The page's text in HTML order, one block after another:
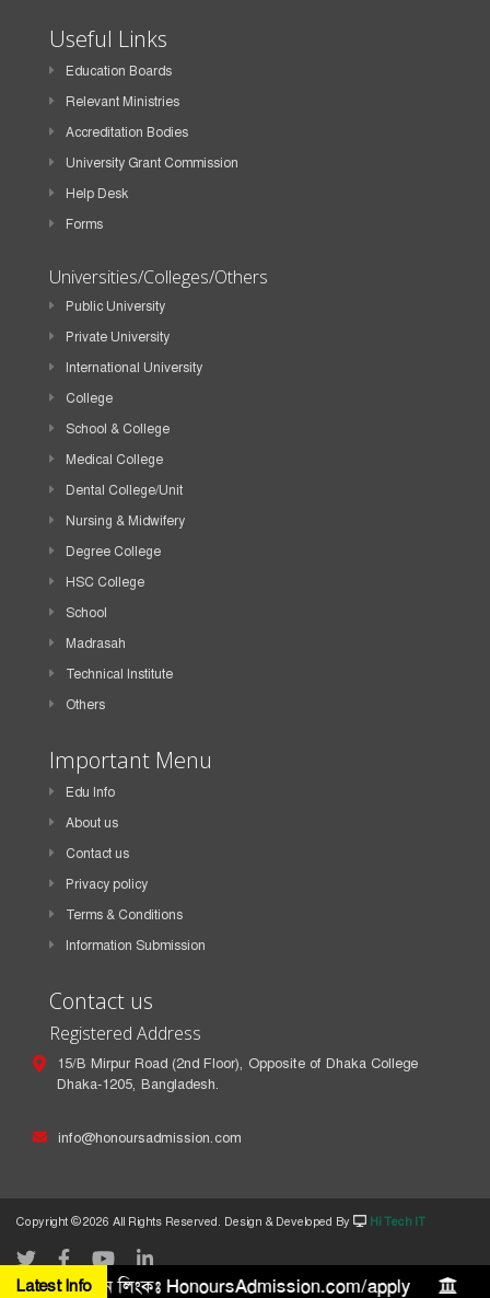
Latest Info
টাকা। আবেদন লিংকঃ HonoursAdmission.com/apply
Useful Links
Education Boards
Relevant Ministries
Accreditation Bodies
University Grant Commission
Help Desk
Forms
Universities/Colleges/Others
Public University
Private University
International University
College
School & College
Medical College
Dental College/Unit
Nursing & Midwifery
Degree College
HSC College
School
Madrasah
Technical Institute
Others
Important Menu
Edu Info
About us
Contact us
Privacy policy
Terms & Conditions
Information Submission
Contact us
Registered Address
15/B Mirpur Road (2nd Floor), Opposite of Dhaka College
Dhaka-1205, Bangladesh.
info@honoursadmission.com
Copyright ©2026 All Rights Reserved. Design & Developed By Hi Tech IT